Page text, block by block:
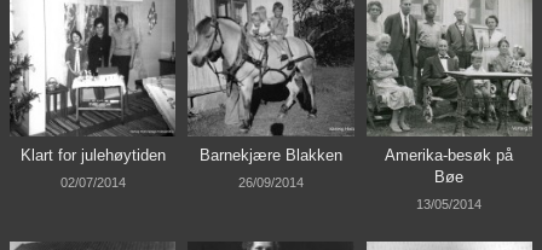
Klart for julehøytiden
02/07/2014
Barnekjære Blakken
26/09/2014
Amerika-besøk på
Bøe
13/05/2014